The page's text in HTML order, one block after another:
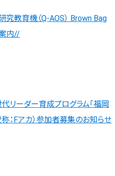
教育機（Q-AOS） Brown Bag
内//
リーダー育成プログラム「福岡
：Fアカ）参加者募集のお知らせ